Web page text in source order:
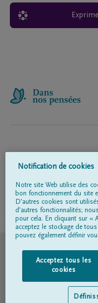
Suivez-nous sur
Déclaration
Notification de cookies
Notre site Web utilise des
bon fonctionnement du site
D'autres cookies sont
d'autres fonctionnalités;
pour cela. En cliquant sur «
acceptez le stockage de
pouvez également définir
Acceptez tous les
cookies